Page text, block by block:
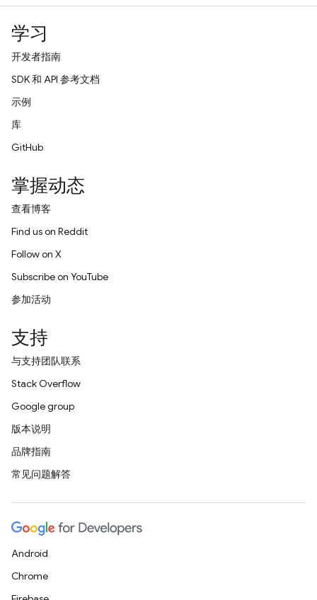
学习
开发者指南
SDK 和 API 参考文档
示例
库
GitHub
掌握动态
查看博客
Find us on Reddit
Follow on X
Subscribe on YouTube
参加活动
支持
与支持团队联系
Stack Overflow
Google group
版本说明
品牌指南
常见问题解答
Android
Chrome